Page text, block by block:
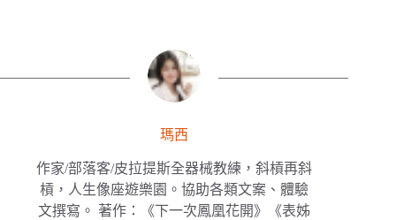
瑪西
作家/部落客/皮拉提斯全器械教練，斜槓再斜
槓，人生像座遊樂園。協助各類文案、體驗
文撰寫。 著作：《下一次鳳凰花開》《表姊